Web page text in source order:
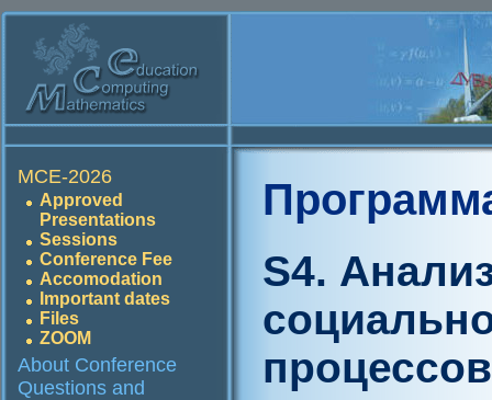
MCE-2026
Approved
Presentations
Sessions
Conference Fee
Accomodation
Important dates
Files
ZOOM
About Conference
Questions and
S4.
процессов